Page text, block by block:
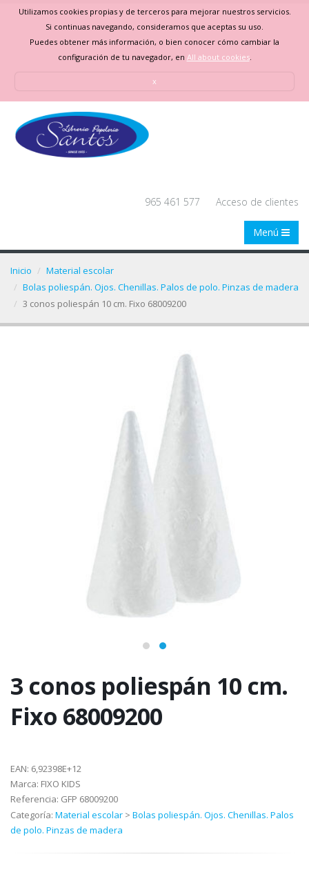
Utilizamos cookies propias y de terceros para mejorar nuestros servicios.
Si continuas navegando, consideramos que aceptas su uso.
Puedes obtener más información, o bien conocer cómo cambiar la
configuración de tu navegador, en All about cookies.
x
965 461 577 Acceso de clientes
Menú
Inicio
Material escolar
Bolas poliespán. Ojos. Chenillas. Palos de polo. Pinzas de madera
3 conos poliespán 10 cm. Fixo 68009200
3 conos poliespán 10 cm.
Fixo 68009200
EAN: 6,92398E+12
Marca: FIXO KIDS
Referencia: GFP 68009200
Categoría: Material escolar > Bolas poliespán. Ojos. Chenillas. Palos
de polo. Pinzas de madera